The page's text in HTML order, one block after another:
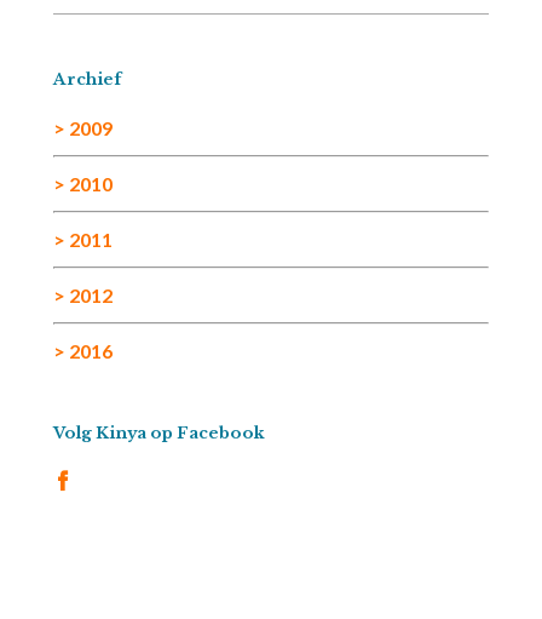
Archief
> 2009
> 2010
> 2011
> 2012
> 2016
Volg Kinya op Facebook